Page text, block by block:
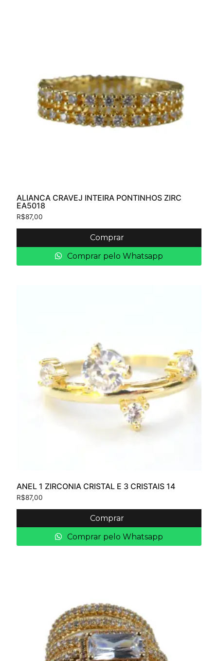
ALIANCA CRAVEJ INTEIRA PONTINHOS ZIRC
EA5018
R$87,00
Comprar
Comprar pelo Whatsapp
ANEL 1 ZIRCONIA CRISTAL E 3 CRISTAIS 14
R$87,00
Comprar
Comprar pelo Whatsapp